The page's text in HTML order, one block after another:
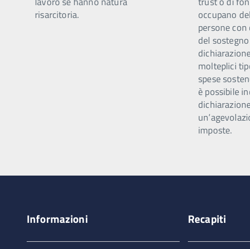
risarcitoria.
occupano
persone
del
molteplici
spese
è possibile
imposte.
Informazioni Recapiti